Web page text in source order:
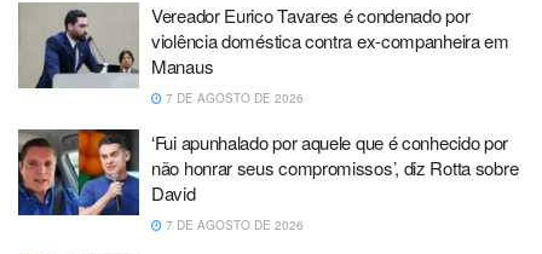
Vereador Eurico Tavares é condenado por
violência doméstica contra ex-companheira em
Manaus
7 DE AGOSTO DE 2026
‘Fui apunhalado por aquele que é conhecido por
não honrar seus compromissos’, diz Rotta sobre
David
7 DE AGOSTO DE 2026